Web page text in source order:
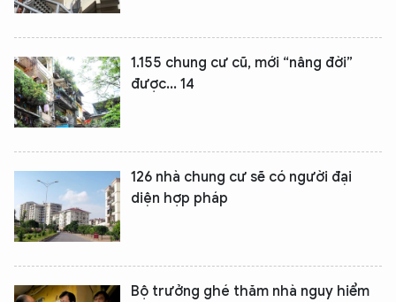
1.155 chung cư cũ, mới “nâng đời”
được... 14
126 nhà chung cư sẽ có người đại
diện hợp pháp
Bộ trưởng ghé thăm nhà nguy hiểm